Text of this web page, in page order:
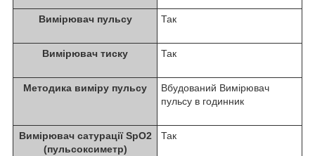
Вимірювач пульсу Так
Вимірювач тиску Так
Методика виміру пульсу
Вбудований Вимірювач
пульсу в годинник
Вимірювач сатурації SpO2
(пульсоксиметр)
Так